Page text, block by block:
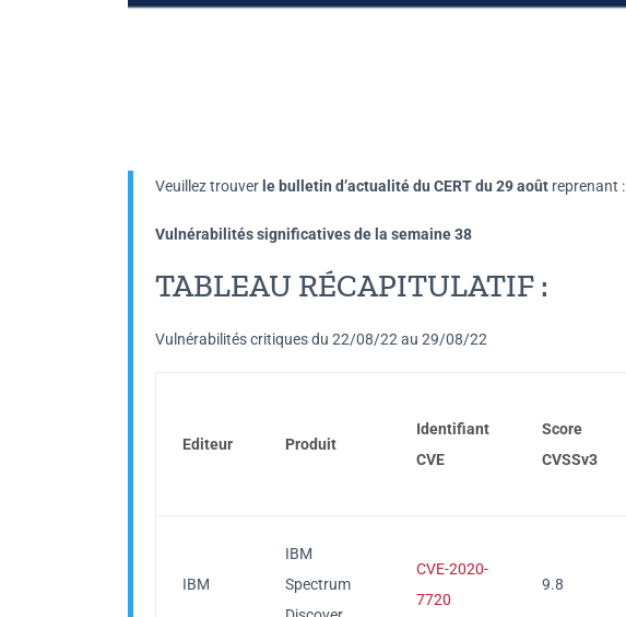
Veuillez trouverle bulletin d’actualité du CERT du 29 août reprenant :
Vulnérabilités significatives de la semaine 38
TABLEAU RÉCAPITULATIF :
Vulnérabilités critiques du 22/08/22 au 29/08/22
Editeur Produit
Identifiant
CVE
Score
CVSSv3
IBM
IBM
Spectrum
CVE-2020-
7720
9.8